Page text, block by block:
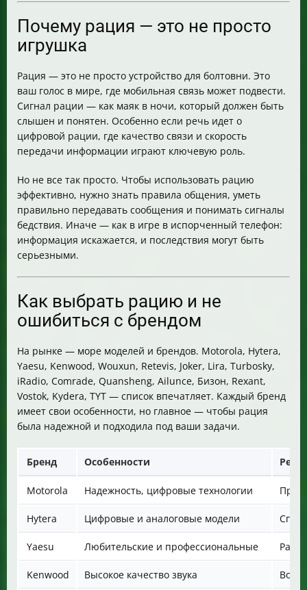
Почему рация — это не просто
игрушка
Рация — это не просто устройство для болтовни. Это
ваш голос в мире, где мобильная связь может подвести.
Сигнал рации — как маяк в ночи, который должен быть
слышен и понятен. Особенно если речь идет о
цифровой рации, где качество связи и скорость
передачи информации играют ключевую роль.
Но не все так просто. Чтобы использовать рацию
эффективно, нужно знать правила общения, уметь
правильно передавать сообщения и понимать сигналы
бедствия. Иначе — как в игре в испорченный телефон:
информация искажается, и последствия могут быть
серьезными.
Как выбрать рацию и не
ошибиться с брендом
На рынке — море моделей и брендов. Motorola, Hytera,
Yaesu, Kenwood, Wouxun, Retevis, Joker, Lira, Turbosky,
iRadio, Comrade, Quansheng, Ailunce, Бизон, Rexant,
Vostok, Kydera, TYT — список впечатляет. Каждый бренд
имеет свои особенности, но главное — чтобы рация
была надежной и подходила под ваши задачи.
Бренд Особенности
Motorola Надежность, цифровые технологии
Hytera Цифровые и аналоговые модели
Yaesu Любительские и профессиональные
Kenwood Высокое качество звука